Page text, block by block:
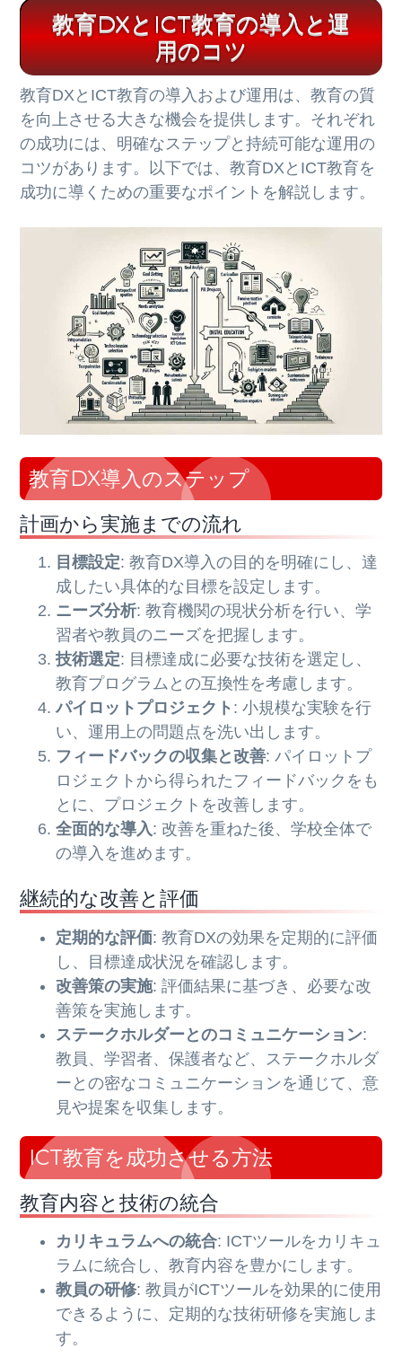
教育DXとICT教育の導入と運
用のコツ
教育DXとICT教育の導入および運用は、教育の質
を向上させる大きな機会を提供します。それぞれ
の成功には、明確なステップと持続可能な運用の
コツがあります。以下では、教育DXとICT教育を
成功に導くための重要なポイントを解説します。
教育DX導入のステップ
計画から実施までの流れ
目標設定: 教育DX導入の目的を明確にし、達
成したい具体的な目標を設定します。
ニーズ分析: 教育機関の現状分析を行い、学
習者や教員のニーズを把握します。
技術選定: 目標達成に必要な技術を選定し、
教育プログラムとの互換性を考慮します。
パイロットプロジェクト : 小規模な実験を行
い、運用上の問題点を洗い出します。
フィードバックの収集と改善: パイロットプ
ロジェクトから得られたフィードバックをも
とに、プロジェクトを改善します。
全面的な導入: 改善を重ねた後、学校全体で
の導入を進めます。
継続的な改善と評価
定期的な評価: 教育DXの効果を定期的に評価
し、目標達成状況を確認します。
改善策の実施: 評価結果に基づき、必要な改
善策を実施します。
ステークホルダーとのコミュニケーション:
教員、学習者、保護者など、ステークホルダ
ーとの密なコミュニケーションを通じて、意
見や提案を収集します。
ICT教育を成功させる方法
教育内容と技術の統合
カリキュラムへの統合: ICTツールをカリキュ
ラムに統合し、教育内容を豊かにします。
教員の研修: 教員がICTツールを効果的に使用
できるように、定期的な技術研修を実施しま
す。